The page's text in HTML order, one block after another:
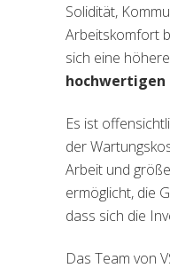
Solidität,
Arbeitskomfort
sich eine
hochwertigen
Es ist
der
Arbeit und
ermöglicht, die
dass sich die
Das Team von